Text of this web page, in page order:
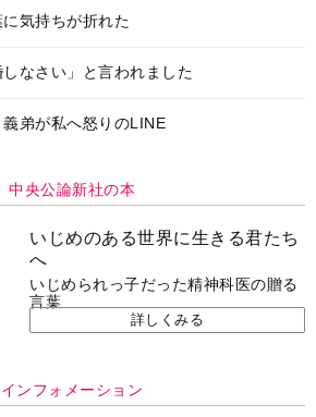
気持ちが折れた
なさい」と言われました
弟が私へ怒りのLINE
中央公論新社の本
いじめのある世界に生きる君たち
へ
いじめられっ子だった精神科医の贈る
言葉
詳しくみる
インフォメーション